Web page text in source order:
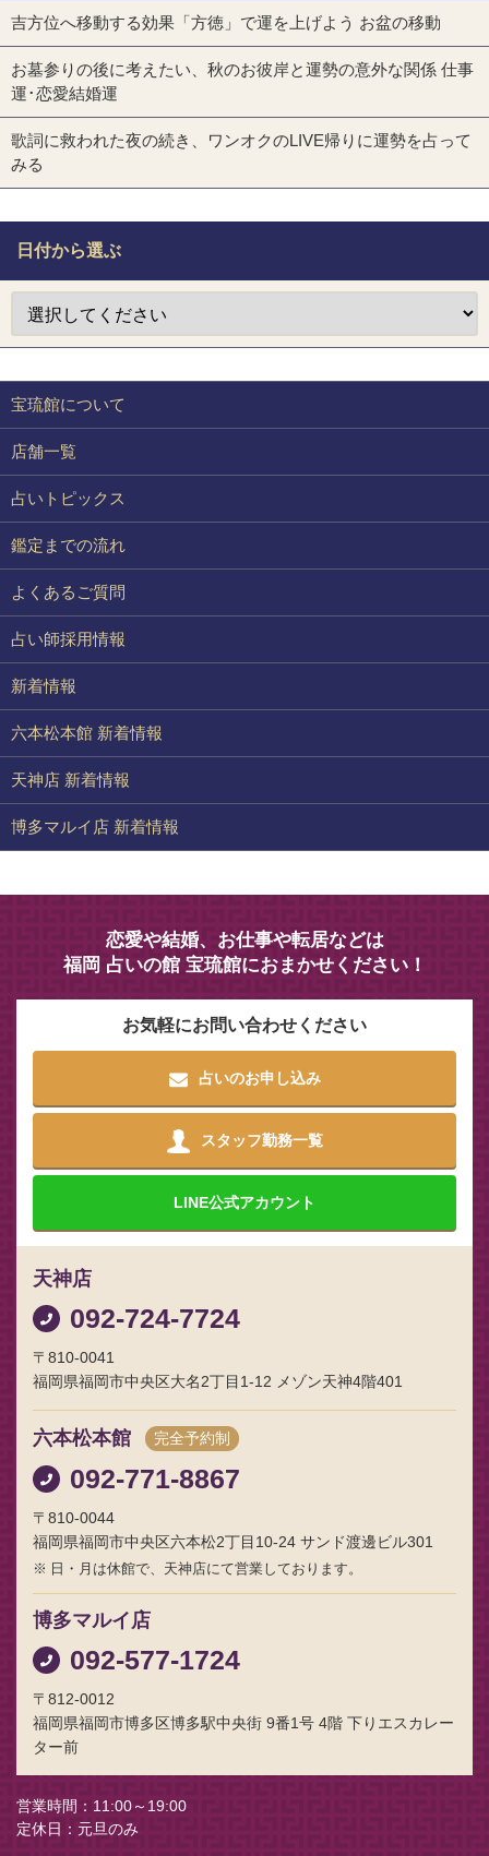
吉方位へ移動する効果「方徳」で運を上げよう お盆の移動
お墓参りの後に考えたい、秋のお彼岸と運勢の意外な関係 仕事
運･恋愛結婚運
歌詞に救われた夜の続き、ワンオクのLIVE帰りに運勢を占って
みる
日付から選ぶ
宝琉館について
店舗一覧
占いトピックス
鑑定までの流れ
よくあるご質問
占い師採用情報
新着情報
六本松本館 新着情報
天神店 新着情報
博多マルイ店 新着情報
恋愛や結婚、お仕事や転居などは
福岡 占いの館 宝琉館におまかせください！
お気軽にお問い合わせください
占いのお申し込み
スタッフ勤務一覧
LINE公式アカウント
天神店
092-724-7724
〒810-0041
福岡県福岡市中央区大名2丁目1-12 メゾン天神4階401
六本松本館 完全予約制
092-771-8867
〒810-0044
福岡県福岡市中央区六本松2丁目10-24 サンド渡邊ビル301
日・月は休館で、天神店にて営業しております。
博多マルイ店
092-577-1724
〒812-0012
福岡県福岡市博多区博多駅中央街 9番1号 4階 下りエスカレー
ター前
営業時間
11:00～19:00
定休日
元旦のみ